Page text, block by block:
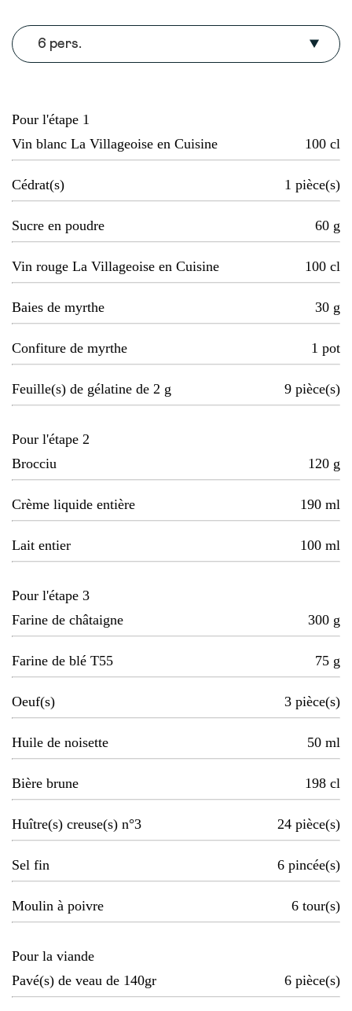
6 pers.
Pour l'étape 1
Vin blanc La Villageoise en Cuisine
100 cl
Cédrat(s) 1 pièce(s)
Sucre en poudre 60 g
Vin rouge La Villageoise en Cuisine 100 cl
Baies de myrthe 30 g
Confiture de myrthe 1 pot
Feuille(s) de gélatine de 2 g 9 pièce(s)
Pour l'étape 2
Brocciu
120 g
Crème liquide entière 190 ml
Lait entier 100 ml
Pour l'étape 3
Farine de châtaigne
300 g
Farine de blé T55 75 g
Oeuf(s) 3 pièce(s)
Huile de noisette 50 ml
Bière brune 198 cl
Huître(s) creuse(s) n°3 24 pièce(s)
Sel fin 6 pincée(s)
Moulin à poivre 6 tour(s)
Pour la viande
Pavé(s) de veau de 140gr
6 pièce(s)